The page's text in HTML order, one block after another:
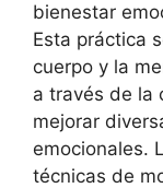
bienestar
Esta práctica
cuerpo y la
a través de la
mejorar
emocionales.
técnicas de